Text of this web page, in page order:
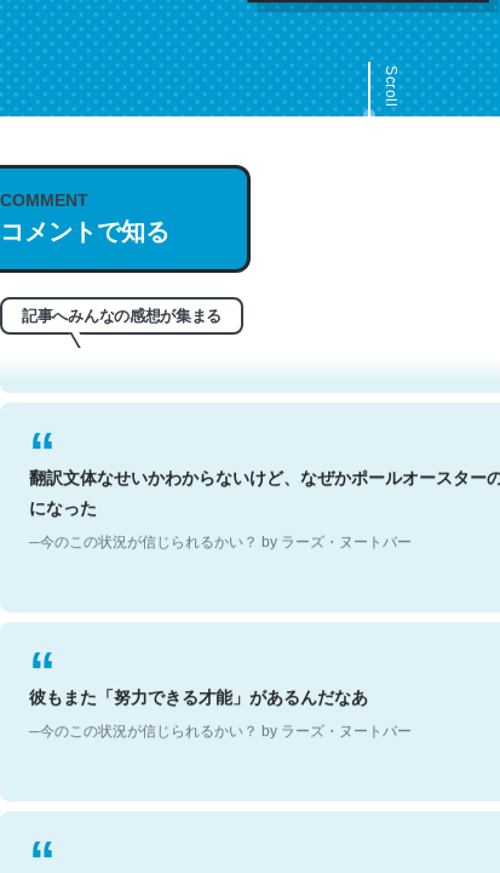
Scroll
COMMENT
コメントで知る
記事へみんなの感想が集まる
これは名文。彼はとてもクレバーなんだろうなと凄く思う。
もお勧め。自分はこの流れ好き。Let’s Fucking Go. Then
─今のこの状況が信じられるかい？ by ラーズ・ヌートバー
翻訳文体なせいかわからないけど、なぜかポールオースター
になった
─今のこの状況が信じられるかい？ by ラーズ・ヌートバー
彼もまた「努力できる才能」があるんだなあ
─今のこの状況が信じられるかい？ by ラーズ・ヌートバー
トークンについて解説していて素晴らしい。ほぼ公式のドキ